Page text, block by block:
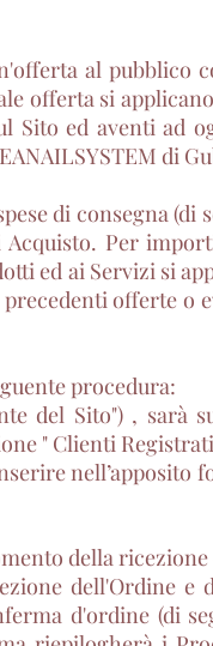
al pubblico
offerta si
Sito ed aventi ad
di
di consegna (di
Acquisto. Per
ed ai Servizi si
offerte o
procedura:
del Sito") , sarà
" Clienti
nell’apposito
della
dell'Ordine e
d'ordine (di